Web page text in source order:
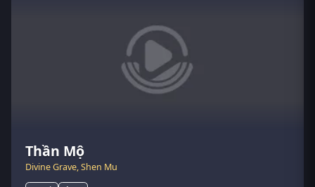
Thần Mộ
Divine Grave, Shen Mu
Fumetsu no Anata e 3rd Season
To Your Eternity Season 3
Cô Bé Amélie Và Tính Cách Của Mưa
Tu Tiên Giả Đại Chiến Siêu Năng Lực
3D
Cultivator vs. Superpower 3D
Tiên Võ Đế Tôn
Legend of Xianwu
Quang Âm Chi Ngoại (Vượt Ranh Giới
Thời Gian)
Read Outside of Time
Dũng Sĩ Cặn Bã
Yuusha no Kuzu, Scum of the Brave
Mật Mã Sơn Hải Kinh
Classic of Mountains and Sea's secret
Nghịch Thiên Chí Tôn
Ni Tian Zhi Zun
Còn Ra Thể Thống Gì Nữa? (Phần 2)
How dare you!? (Season 2)
Ikoku Nikki
Journal with Witch, Different Country Diary, Foreign Country Diary
Dead Account
デッドアカウント